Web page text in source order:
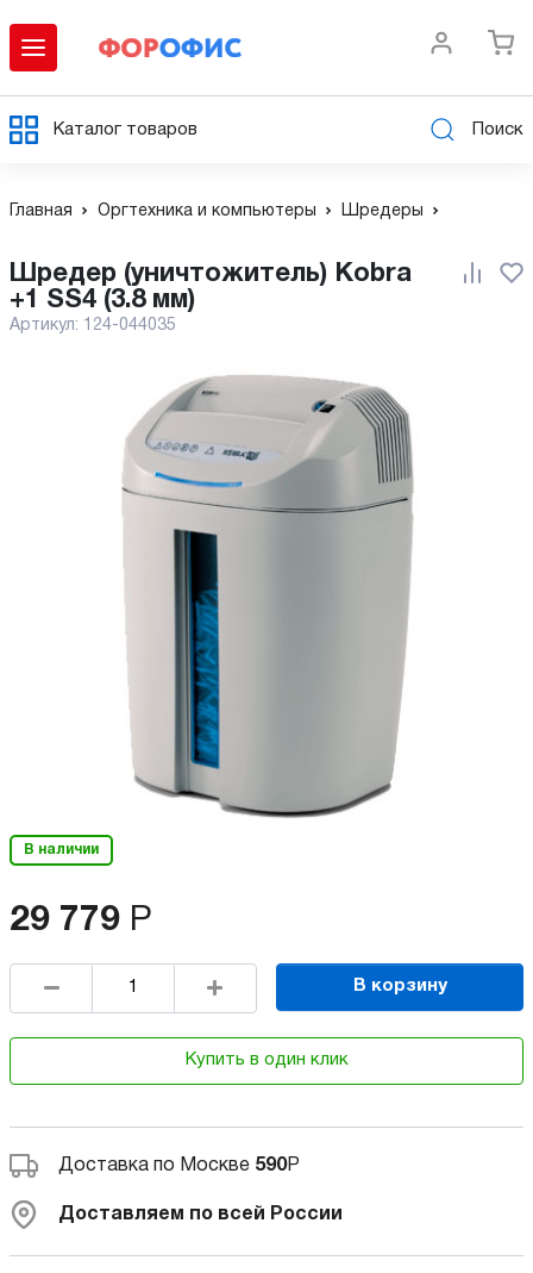
Каталог товаров Поиск
Главная Оргтехника и компьютеры Шредеры
Шредер (уничтожитель) Kobra
+1 SS4 (3.8 мм)
Артикул: 124-044035
В наличии
29 779 Р
В корзину
Купить в один клик
Доставка по Москве 590Р
Доставляем по всей России